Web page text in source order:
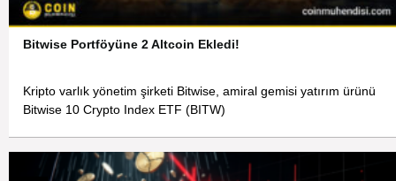
Bitwise Portföyüne 2 Altcoin Ekledi!
Kripto varlık yönetim şirketi Bitwise, amiral gemisi yatırım ürünü
Bitwise 10 Crypto Index ETF (BITW)